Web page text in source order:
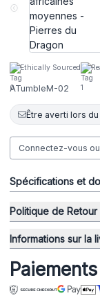
Ethically Sourced
ATumbleM-02
Être averti lors
Connectez-vous
Spécifications et
Politique de Retour
Informations sur la